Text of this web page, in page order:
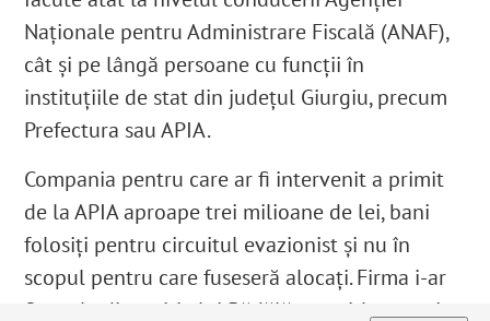
Naţionale pentru Administrare Fiscală (ANAF),
cât şi pe lângă persoane cu funcții în
instituțiile de stat din județul Giurgiu, precum
Prefectura sau APIA.
Compania pentru care ar fi intervenit a primit
de la APIA aproape trei milioane de lei, bani
folosiți pentru circuitul evazionist şi nu în
scopul pentru care fuseseră alocaţi. Firma i-ar
fi pus la dispoziţie lui Bădălău, cu titlu gratuit,